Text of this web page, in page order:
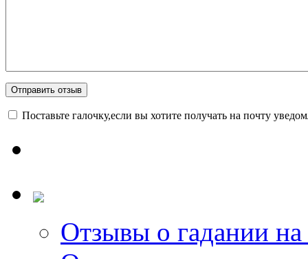
Поставьте галочку,если вы хотите получать на почту
Отзывы о гадании на